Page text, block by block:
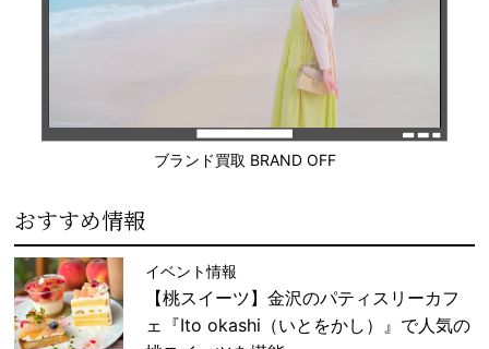
ブランド買取 BRAND OFF
おすすめ情報
イベント情報
【桃スイーツ】金沢のパティスリーカフ
ェ『Ito okashi（いとをかし）』で人気の